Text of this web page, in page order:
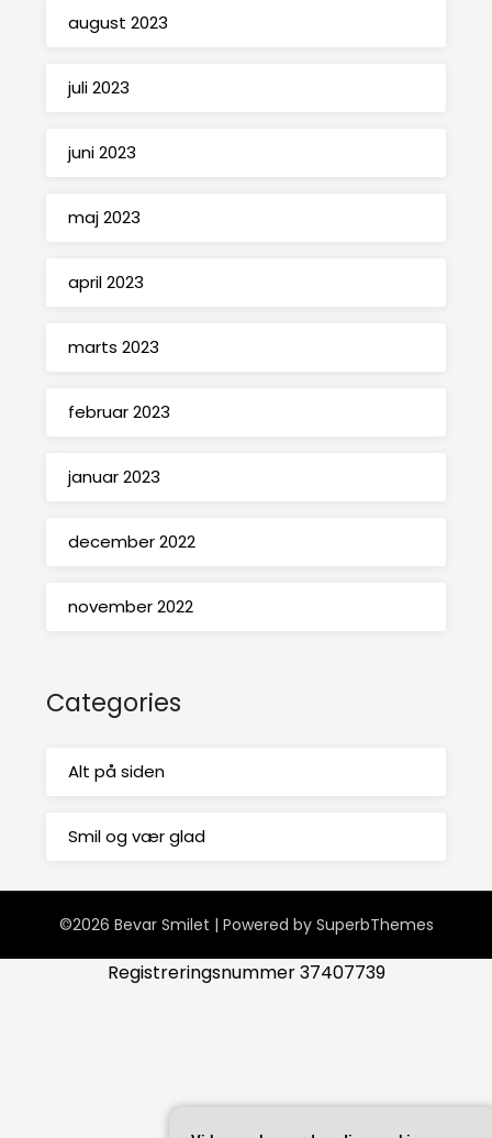
august 2023
juli 2023
juni 2023
maj 2023
april 2023
marts 2023
februar 2023
januar 2023
december 2022
november 2022
Categories
Alt på siden
Smil og vær glad
©2026 Bevar Smilet | Powered by SuperbThemes
Registreringsnummer 37407739